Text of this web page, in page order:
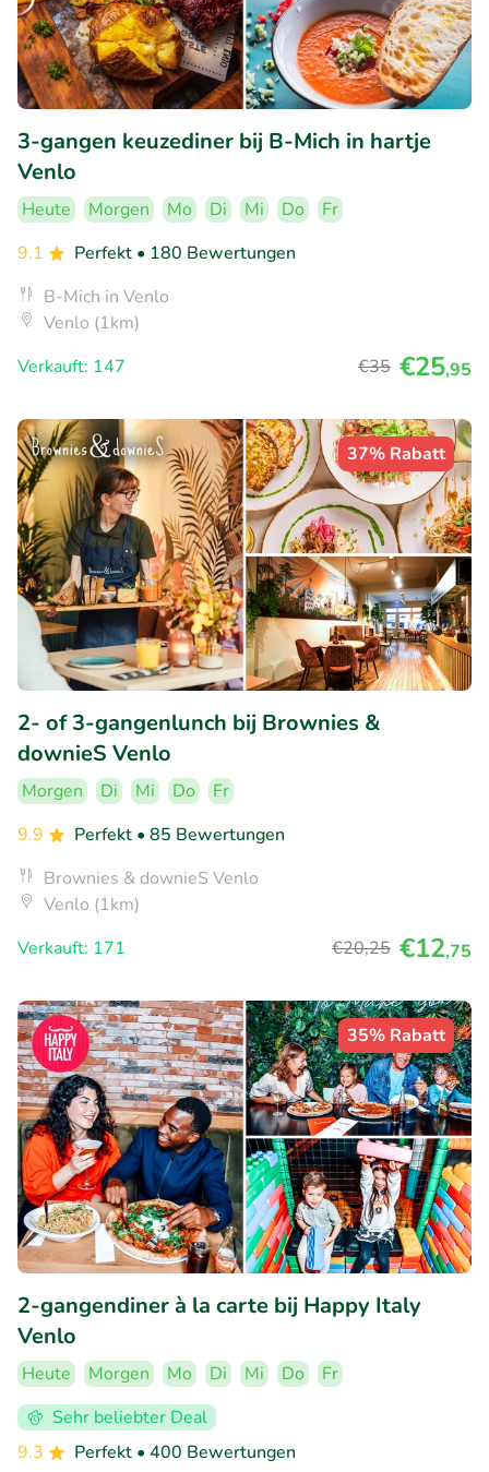
3-gangen keuzediner bij B-Mich in hartje
Venlo
Heute Morgen Mo Di Mi Do
Fr
9.1
Perfekt • 180 Bewertungen
B-Mich in Venlo
Venlo (1km)
Verkauft: 147
€35 €25,95
37% Rabatt
2- of 3-gangenlunch bij Brownies &
downieS Venlo
Morgen Di Mi Do
Fr
9.9
Perfekt • 85 Bewertungen
Brownies & downieS Venlo
Venlo (1km)
Verkauft: 171
€20,25 €12,75
35% Rabatt
2-gangendiner à la carte bij Happy Italy
Venlo
Heute Morgen Mo Di Mi Do
Fr
Sehr beliebter Deal
9.3
Perfekt • 400 Bewertungen